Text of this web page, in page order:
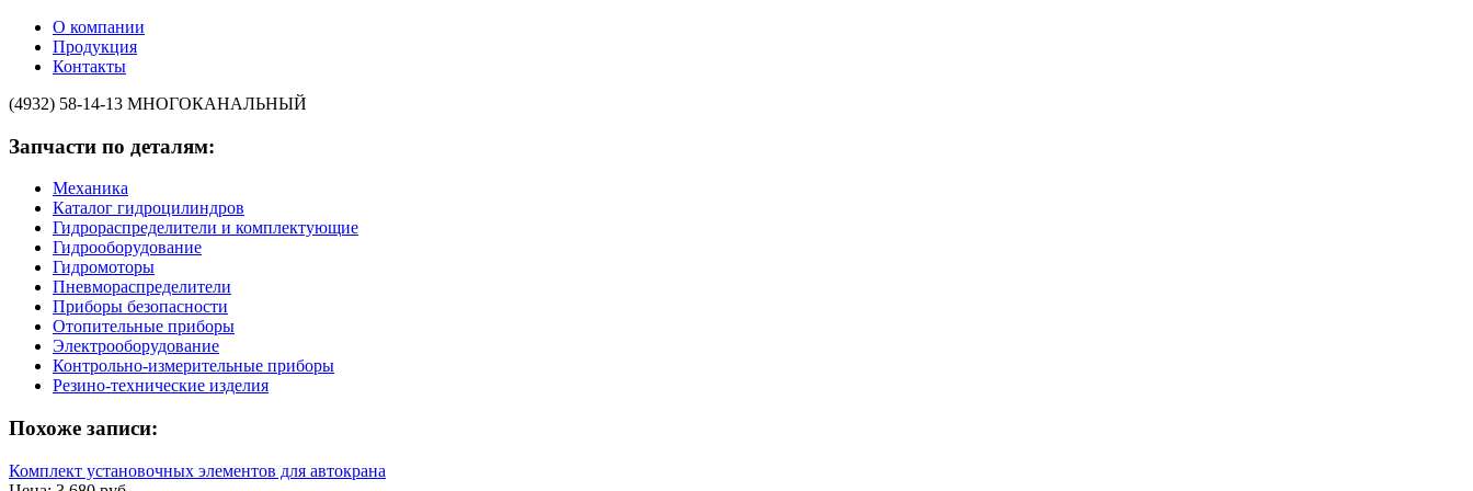
О компании
Продукция
Контакты
(4932) 58-14-13 МНОГОКАНАЛЬНЫЙ
Запчасти по деталям:
Механика
Каталог гидроцилиндров
Гидрораспределители и комплектующие
Гидрооборудование
Гидромоторы
Пневмораспределители
Приборы безопасности
Отопительные приборы
Электрооборудование
Контрольно-измерительные приборы
Резино-технические изделия
Похоже записи:
Комплект установочных элементов для автокрана